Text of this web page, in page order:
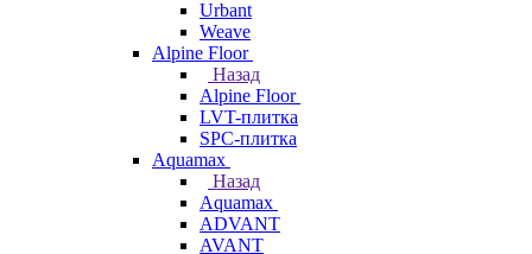
Urbant
Weave
Alpine Floor
Назад
Alpine Floor
LVT-плитка
SPC-плитка
Aquamax
Назад
Aquamax
ADVANT
AVANT